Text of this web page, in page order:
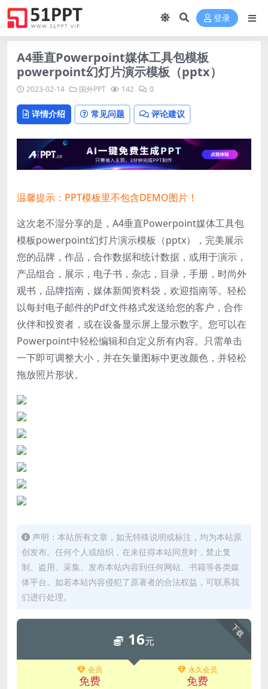
登录
A4垂直Powerpoint媒体工具包模板
powerpoint幻灯片演示模板（pptx）
2023-02-14 国外PPT 142 0
详情介绍 常见问题 评论建议
温馨提示：PPT模板里不包含DEMO图片！
这次老不湿分享的是，A4垂直Powerpoint媒体工具包
模板powerpoint幻灯片演示模板（pptx）， 完美展示
您的品牌，作品，合作数据和统计数据，或用于演示，
产品组合，展示，电子书，杂志，目录，手册，时尚外
观书，品牌指南，媒体新闻资料袋，欢迎指南等。 轻松
以每封电子邮件的Pdf文件格式发送给您的客户，合作
伙伴和投资者，或在设备显示屏上显示数字。 您可以在
Powerpoint中轻松编辑和自定义所有内容。 只需单击
一下即可调整大小，并在矢量图标中更改颜色，并轻松
拖放照片形状。
声明：本站所有文章，如无特殊说明或标注，均为本站原
创发布。任何个人或组织，在未征得本站同意时，禁止复
制、盗用、采集、发布本站内容到任何网站、书籍等各类媒
体平台。如若本站内容侵犯了原著者的合法权益，可联系我
们进行处理。
下载
16元
会员
免费
永久会员
免费